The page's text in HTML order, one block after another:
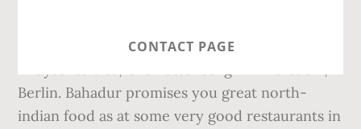
CONTACT PAGE
19 reviews. Info map of Restaurants and Bars in
Berlin. Bahadur promises you great north-
indian food as at some very good restaurants in